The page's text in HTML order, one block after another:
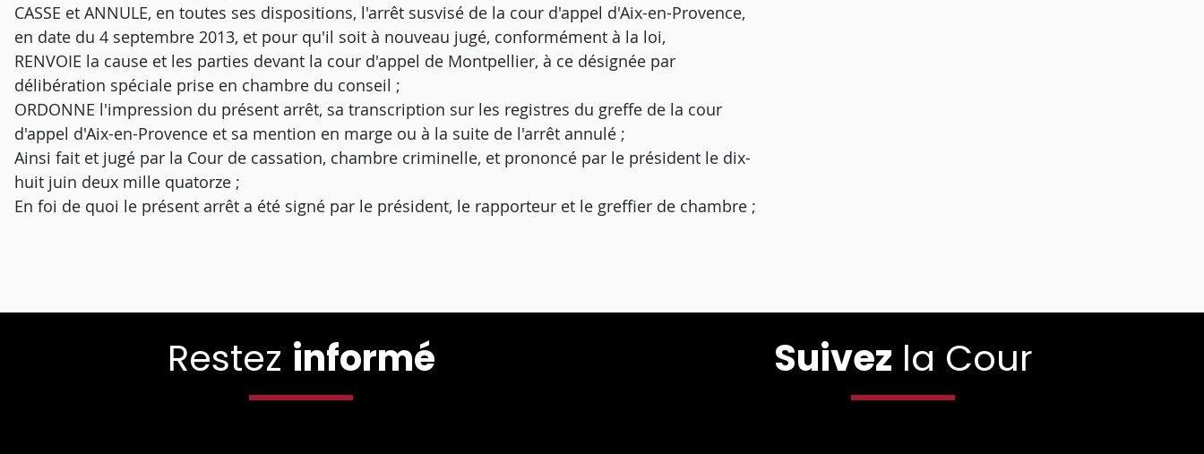
CASSE et ANNULE, en toutes ses dispositions, l'arrêt susvisé de la cour d'appel d'Aix-en-Provence,
en date du 4 septembre 2013, et pour qu'il soit à nouveau jugé, conformément à la loi,
RENVOIE la cause et les parties devant la cour d'appel de Montpellier, à ce désignée par
délibération spéciale prise en chambre du conseil ;
ORDONNE l'impression du présent arrêt, sa transcription sur les registres du greffe de la cour
d'appel d'Aix-en-Provence et sa mention en marge ou à la suite de l'arrêt annulé ;
Ainsi fait et jugé par la Cour de cassation, chambre criminelle, et prononcé par le président le dix-
huit juin deux mille quatorze ;
En foi de quoi le présent arrêt a été signé par le président, le rapporteur et le greffier de chambre ;
Restez informé Suivez la Cour